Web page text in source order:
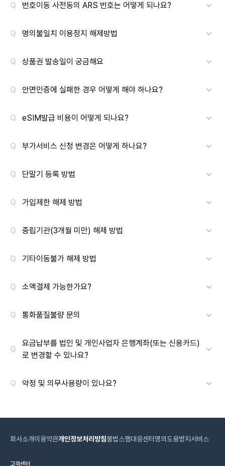
번호이동 사전동의 ARS 번호는 어떻게 되나요?
명의불일치 이용정지 해제방법
상품권 발송일이 궁금해요
안면인증에 실패한 경우 어떻게 해야 하나요?
eSIM발급 비용이 어떻게 되나요?
부가서비스 신청 변경은 어떻게 하나요?
단말기 등록 방법
가입제한 해제 방법
중립기관(3개월 미만) 해제 방법
기타이동불가 해제 방법
소액결제 가능한가요?
통화품질불량 문의
요금납부를 법인 및 개인사업자 은행계좌(또는 신용카드)
로 변경할 수 있나요?
약정 및 의무사용량이 있나요?
회사소개이용약관개인정보처리방침불법스팸대응센터 명의도용방지서비스
고객센터